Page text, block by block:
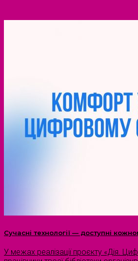
Сучасні технології — доступні
У межах реалізації проєкту «Дія.